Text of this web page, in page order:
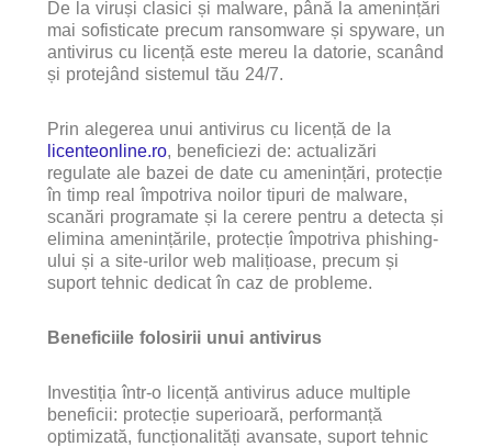
De la viruși clasici și malware, până la amenințări
mai sofisticate precum ransomware și spyware, un
antivirus cu licență este mereu la datorie, scanând
și protejând sistemul tău 24/7.
Prin alegerea unui antivirus cu licență de la
licenteonline.ro, beneficiezi de: actualizări
regulate ale bazei de date cu amenințări, protecție
în timp real împotriva noilor tipuri de malware,
scanări programate și la cerere pentru a detecta și
elimina amenințările, protecție împotriva phishing-
ului și a site-urilor web malițioase, precum și
suport tehnic dedicat în caz de probleme.
Beneficiile folosirii unui antivirus
Investiția într-o licență antivirus aduce multiple
beneficii: protecție superioară, performanță
optimizată, funcționalități avansate, suport tehnic